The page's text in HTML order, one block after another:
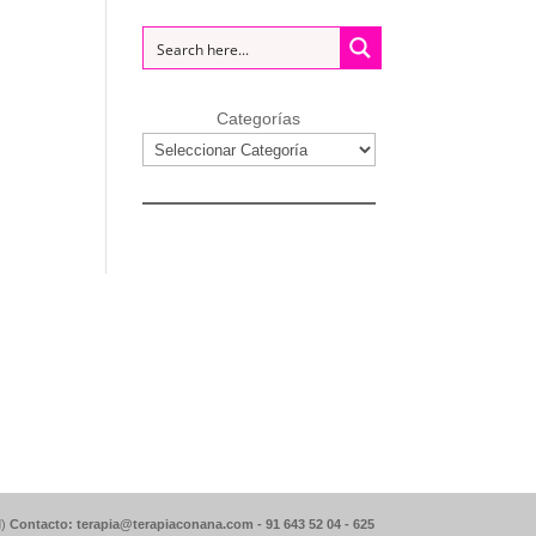
Categorías
Contacto: terapia@terapiaconana.com - 91 643 52 04 - 625